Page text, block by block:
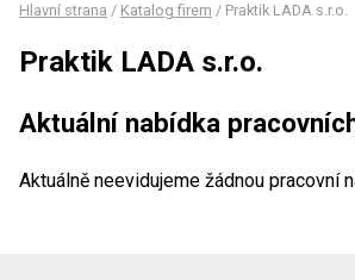
Hlavní strana / Katalog firem / Praktik LADA s.r.o.
Praktik LADA s.r.o.
Aktuální nabídka
Aktuálně neevidujeme žádnou pracovní